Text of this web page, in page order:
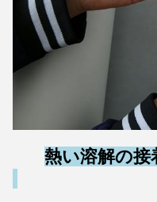
熱い溶解の接